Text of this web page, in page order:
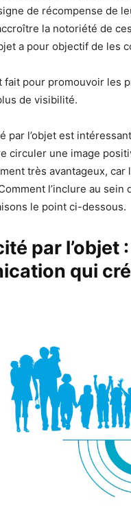
de récompense de
la notoriété de
a pour objectif de les
fait pour promouvoir
de visibilité.
par l’objet est
circuler une image
très avantageux,
l’inclure au
le point ci-dessous.
par l’objet
qui